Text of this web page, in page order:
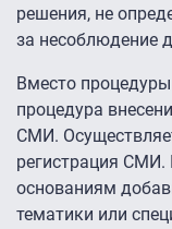
решения, не
за несоблюдение
Вместо
процедура
СМИ.
регистрация
основаниям
тематики или